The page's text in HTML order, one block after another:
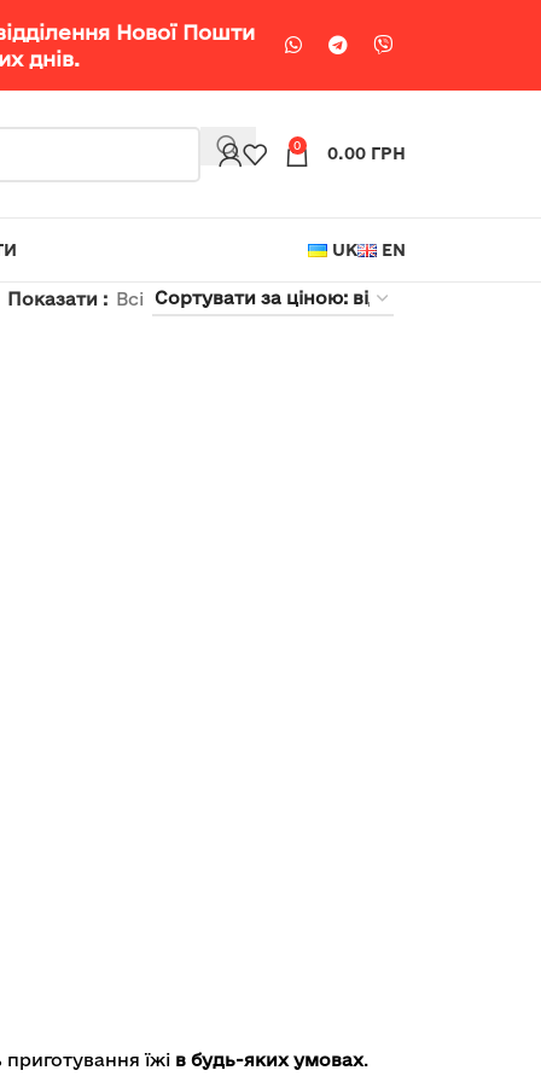
Нової Пошти
днів.
0 0.00 ГРН
UK EN
Показати Всі
їжі в будь-яких умовах.